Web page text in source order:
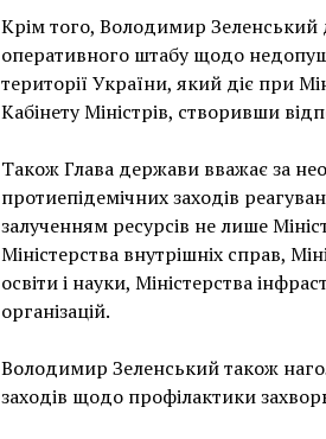
Крім того, Володимир Зеленський
оперативного штабу щодо
території України, який діє при
Кабінету Міністрів, створивши
Також Глава держави вважає за
протиепідемічних заходів
залученням ресурсів не лише
Міністерства внутрішніх справ,
освіти і науки, Міністерства
організацій.
Володимир Зеленський також
заходів щодо профілактики